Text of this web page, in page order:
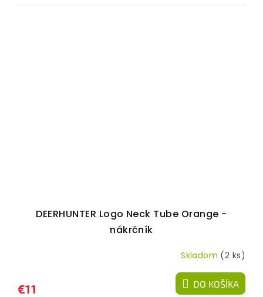
DEERHUNTER Logo Neck Tube Orange -
nákrčník
Skladom (2 ks)
€11 DO KOŠÍKA